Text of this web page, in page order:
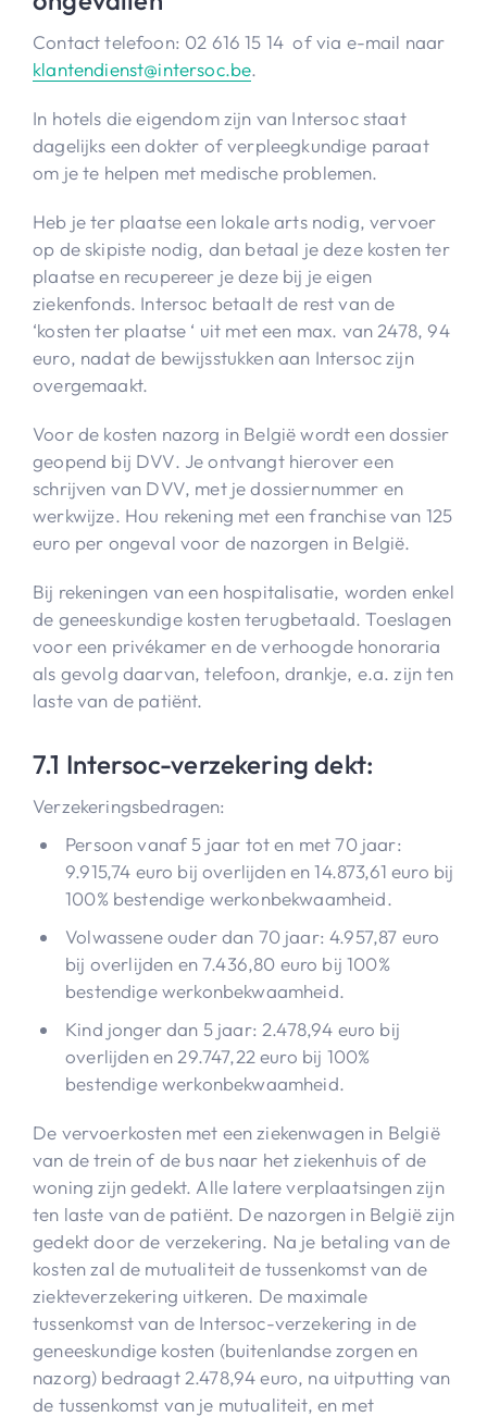
Contact telefoon: 02 616 15 14 of via e-mail naar
klantendienst@intersoc.be.
In hotels die eigendom zijn van Intersoc staat
dagelijks een dokter of verpleegkundige paraat
om je te helpen met medische problemen.
Heb je ter plaatse een lokale arts nodig, vervoer
op de skipiste nodig, dan betaal je deze kosten ter
plaatse en recupereer je deze bij je eigen
ziekenfonds. Intersoc betaalt de rest van de
‘kosten ter plaatse ‘ uit met een max. van 2478, 94
euro, nadat de bewijsstukken aan Intersoc zijn
overgemaakt.
Voor de kosten nazorg in België wordt een dossier
geopend bij DVV. Je ontvangt hierover een
schrijven van DVV, met je dossiernummer en
werkwijze. Hou rekening met een franchise van 125
euro per ongeval voor de nazorgen in België.
Bij rekeningen van een hospitalisatie, worden enkel
de geneeskundige kosten terugbetaald. Toeslagen
voor een privékamer en de verhoogde honoraria
als gevolg daarvan, telefoon, drankje, e.a. zijn ten
laste van de patiënt.
7.1 Intersoc-verzekering dekt:
Verzekeringsbedragen:
Persoon vanaf 5 jaar tot en met 70 jaar:
9.915,74 euro bij overlijden en 14.873,61 euro bij
100% bestendige werkonbekwaamheid.
Volwassene ouder dan 70 jaar: 4.957,87 euro
bij overlijden en 7.436,80 euro bij 100%
bestendige werkonbekwaamheid.
Kind jonger dan 5 jaar: 2.478,94 euro bij
overlijden en 29.747,22 euro bij 100%
bestendige werkonbekwaamheid.
De vervoerkosten met een ziekenwagen in België
van de trein of de bus naar het ziekenhuis of de
woning zijn gedekt. Alle latere verplaatsingen zijn
ten laste van de patiënt. De nazorgen in België zijn
gedekt door de verzekering. Na je betaling van de
kosten zal de mutualiteit de tussenkomst van de
ziekteverzekering uitkeren. De maximale
tussenkomst van de Intersoc-verzekering in de
geneeskundige kosten (buitenlandse zorgen en
nazorg) bedraagt 2.478,94 euro, na uitputting van
de tussenkomst van je mutualiteit, en met